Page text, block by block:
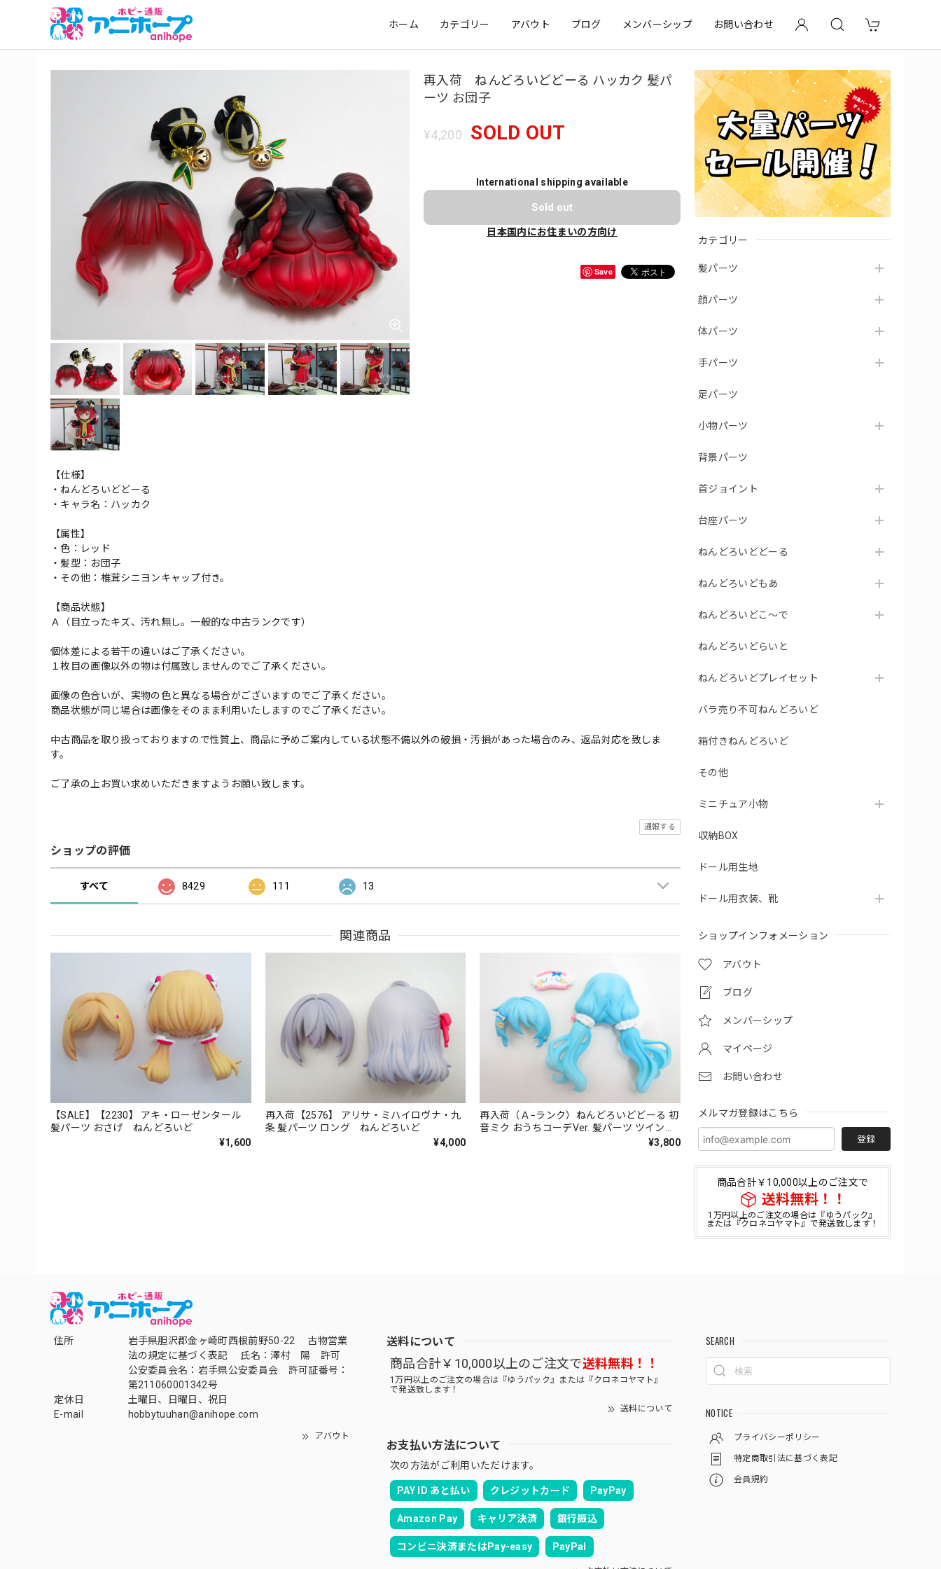
ホーム カテゴリー アバウト ブログ メンバーシップ お問い合わせ
カテゴリー
髪パーツ
顔パーツ
体パーツ
手パーツ
足パーツ
小物パーツ
背景パーツ
首ジョイント
台座パーツ
ねんどろいどどーる
ねんどろいどもあ
ねんどろいどこ～で
ねんどろいどらいと
ねんどろいどプレイセット
バラ売り不可ねんどろいど
箱付きねんどろいど
その他
ミニチュア小物
収納BOX
ドール用生地
ドール用衣装、靴
ショップインフォメーション
アバウト
ブログ
メンバーシップ
マイページ
お問い合わせ
メルマガ登録はこちら
登録
商品合計￥10,000以上のご注文で
送料無料！！
1万円以上のご注文の場合は『ゆうパック』
または『クロネコヤマト』で発送致します！
再入荷 ねんどろいどどーる ハッカク 髪パ
ーツ お団子
¥4,200 SOLD OUT
International shipping available
Sold out
日本国内にお住まいの方向け
Save
【仕様】
・ねんどろいどどーる
・キャラ名：ハッカク
【属性】
・色：レッド
・髪型：お団子
・その他：椎茸シニヨンキャップ付き。
【商品状態】
Ａ（目立ったキズ、汚れ無し。一般的な中古ランクです）
個体差による若干の違いはご了承ください。
１枚目の画像以外の物は付属致しませんのでご了承ください。
画像の色合いが、実物の色と異なる場合がございますのでご了承ください。
商品状態が同じ場合は画像をそのまま利用いたしますのでご了承ください。
中古商品を取り扱っておりますので性質上、商品に予めご案内している状態不備以外の破損・汚損があった場合のみ、返品対応を致しま
す。
ご了承の上お買い求めいただきますようお願い致します。
通報する
ショップの評価
すべて 8429 111 13
関連商品
【SALE】【2230】 アキ・ローゼンタール
髪パーツ おさげ ねんどろいど
¥1,600
再入荷【2576】 アリサ・ミハイロヴナ・九
条 髪パーツ ロング ねんどろいど
¥4,000
再入荷（Ａ−ランク）ねんどろいどどーる 初
音ミク おうちコーデVer. 髪パーツ ツインテ
¥3,800
住所
岩手県胆沢郡金ヶ崎町西根前野50-22 古物営業
法の規定に基づく表記 氏名：澤村 陽 許可
公安委員会名：岩手県公安委員会 許可証番号：
第211060001342号
定休日
土曜日、日曜日、祝日
E-mail
hobbytuuhan@anihope.com
アバウト
送料について
商品合計￥10,000以上のご注文で送料無料！！
1万円以上のご注文の場合は『ゆうパック』または『クロネコヤマト』
で発送致します！
送料について
お支払い方法について
次の方法がご利用いただけます。
PAY ID あと払い クレジットカード PayPay
Amazon Pay キャリア決済 銀行振込
コンビニ決済またはPay-easy PayPal
SEARCH
NOTICE
プライバシーポリシー
特定商取引法に基づく表記
会員規約